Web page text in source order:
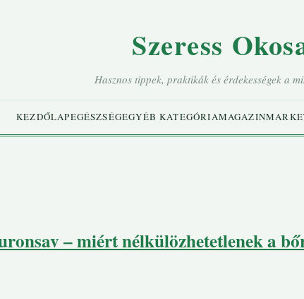
Szeress
Hasznos tippek, praktikák és érdekességek a
KEZDŐLAPEGÉSZSÉGEGYÉB KATEGÓRIAMAGAZIN
– miért nélkülözhetetlenek a